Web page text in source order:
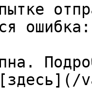
[здесь](/